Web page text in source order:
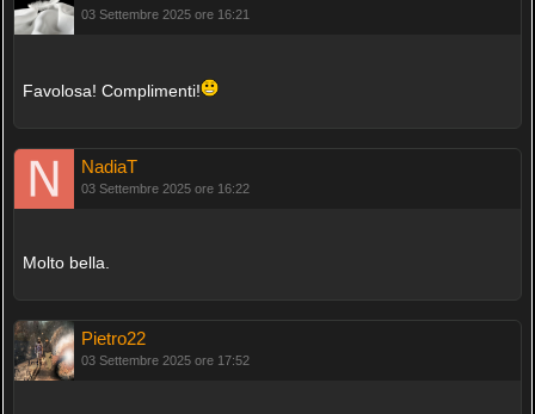
03 Settembre 2025 ore 16:21
Favolosa! Complimenti!
NadiaT
03 Settembre 2025 ore 16:22
Molto bella.
Pietro22
03 Settembre 2025 ore 17:52